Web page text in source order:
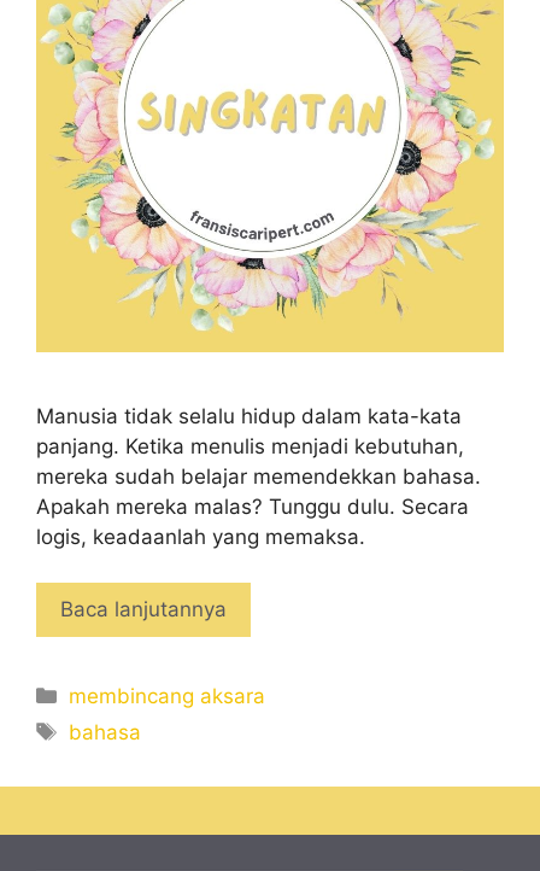
Manusia tidak selalu hidup dalam kata-kata
panjang. Ketika menulis menjadi kebutuhan,
mereka sudah belajar memendekkan bahasa.
Apakah mereka malas? Tunggu dulu. Secara
logis, keadaanlah yang memaksa.
Baca lanjutannya
Categories
membincang aksara
Tags
bahasa